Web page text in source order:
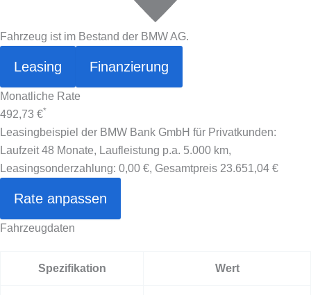
Fahrzeug ist im Bestand der BMW AG.
Leasing Finanzierung
Monatliche Rate
492,73 €*
Leasingbeispiel der BMW Bank GmbH für Privatkunden:
Laufzeit 48 Monate, Laufleistung p.a. 5.000 km,
Leasingsonderzahlung: 0,00 €, Gesamtpreis 23.651,04 €
Rate anpassen
Fahrzeugdaten
Spezifikation Wert